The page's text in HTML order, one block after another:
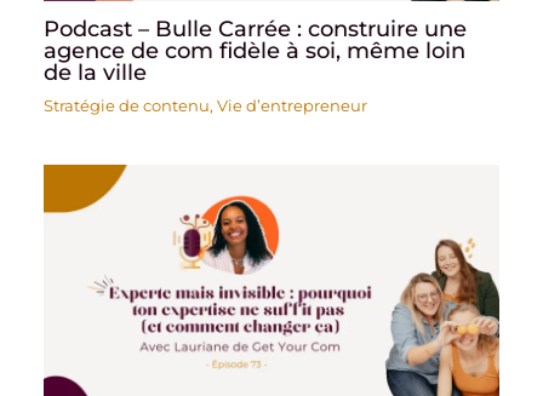
Podcast – Bulle Carrée : construire une
agence de com fidèle à soi, même loin
de la ville
Stratégie de contenu,Vie d’entrepreneur